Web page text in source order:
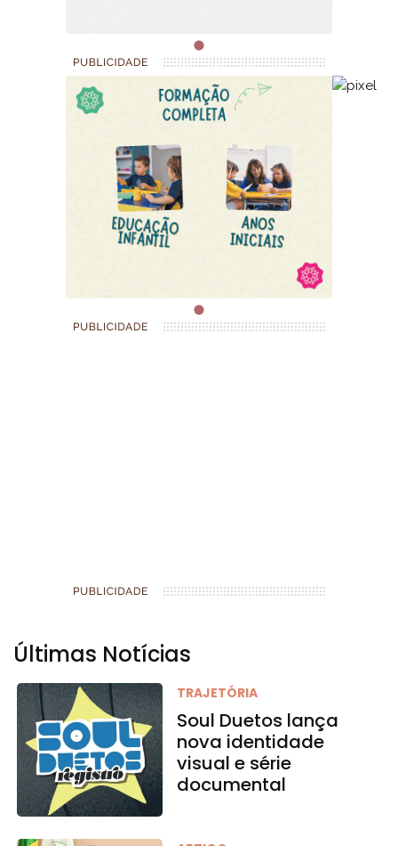
Últimas Notícias
TRAJETÓRIA
Soul Duetos lança
nova identidade
visual e série
documental